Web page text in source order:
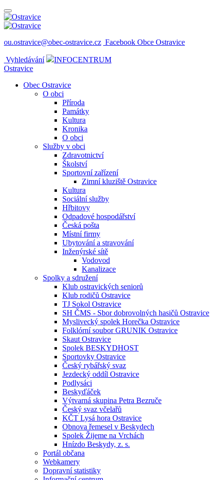
ou.ostravice@obec-ostravice.cz Facebook Obce Ostravice
Vyhledávání
INFOCENTRUM
Ostravice
Obec Ostravice
O obci
Příroda
Památky
Kultura
Kronika
O obci
Služby v obci
Zdravotnictví
Školství
Sportovní zařízení
Zimní kluziště Ostravice
Kultura
Sociální služby
Hřbitovy
Odpadové hospodářství
Česká pošta
Místní firmy
Ubytování a stravování
Inženýrské sítě
Vodovod
Kanalizace
Spolky a sdružení
Klub ostravických seniorů
Klub rodičů Ostravice
TJ Sokol Ostravice
SH ČMS - Sbor dobrovolných hasičů Ostravice
Myslivecký spolek Horečka Ostravice
Folklórní soubor GRUNIK Ostravice
Skaut Ostravice
Spolek BESKYDHOST
Sportovky Ostravice
Český rybářský svaz
Jezdecký oddíl Ostravice
Podlysáci
Beskyďáček
Výtvarná skupina Petra Bezruče
Český svaz včelařů
KČT Lysá hora Ostravice
Obnova řemesel v Beskydech
Spolek Žijeme na Vrchách
Hnízdo Beskydy, z. s.
Portál občana
Webkamery
Dopravní statistiky